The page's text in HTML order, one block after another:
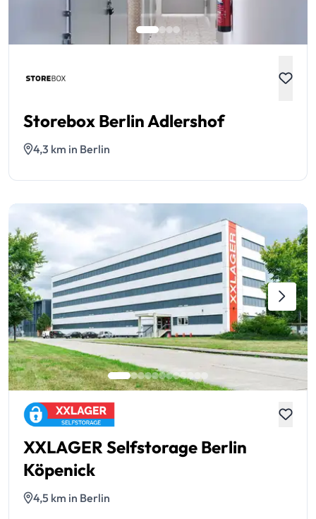
Storebox Berlin Adlershof
4,3 km in Berlin
XXLAGER Selfstorage Berlin
Köpenick
4,5 km in Berlin